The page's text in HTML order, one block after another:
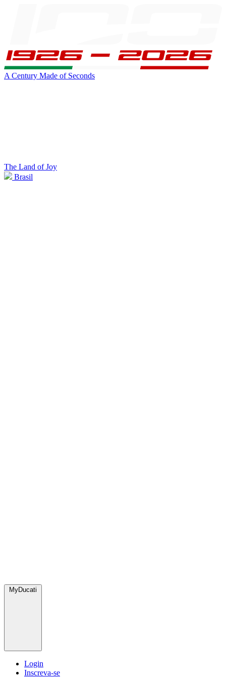
A Century Made of Seconds
The Land of Joy
Brasil
MyDucati
Login
Inscreva-se